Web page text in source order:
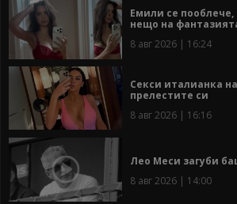
Емили се пооблече,
нещо на
8 авг 2026 | 16:24
Секси италианка
прелестите си
8 авг 2026 | 16:16
Лео Меси загуби
8 авг 2026 | 14:00